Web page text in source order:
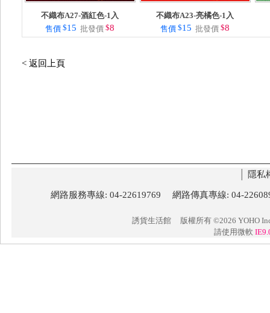
不織布A27-酒紅色-1入
售價 $15 批發價 $8
不織布A23-亮橘色-1入
售價 $15 批發價 $8
< 返回上頁
隱私
網路服務專線: 04-22619769 網路傳真專線: 04-
誘貨生活館
版權所有 ©2026 YOHO
請使用微軟